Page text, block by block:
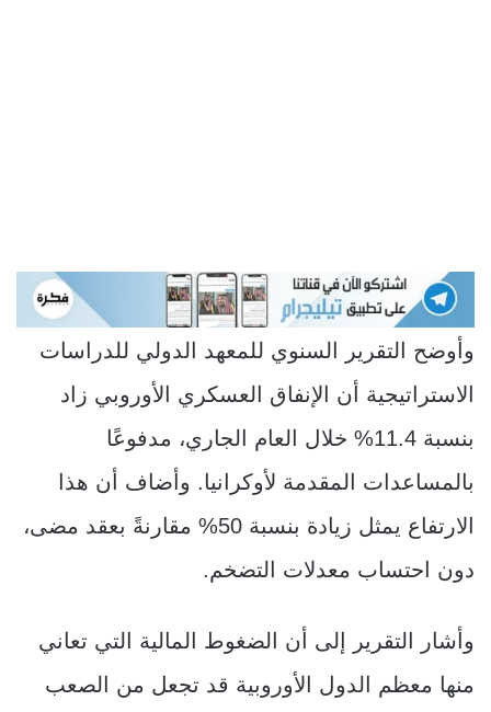
وأوضح التقرير السنوي للمعهد الدولي للدراسات
الاستراتيجية أن الإنفاق العسكري الأوروبي زاد
بنسبة 11.4% خلال العام الجاري، مدفوعًا
بالمساعدات المقدمة لأوكرانيا. وأضاف أن هذا
الارتفاع يمثل زيادة بنسبة 50% مقارنةً بعقد مضى،
دون احتساب معدلات التضخم.
وأشار التقرير إلى أن الضغوط المالية التي تعاني
منها معظم الدول الأوروبية قد تجعل من الصعب